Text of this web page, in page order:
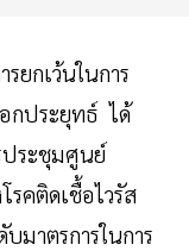
ยกเว้นในการ
กประยุทธ์ ได้
ประชุมศูนย์
รคติดเชื้อไวรัส
มาตรการในการ